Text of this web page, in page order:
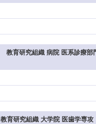
教育研究組織 病院 医系診療部
教育研究組織 大学院 医歯学専攻